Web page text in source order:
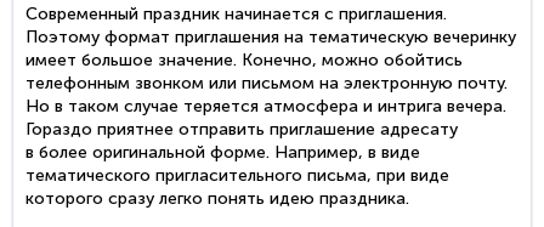
Современный праздник начинается с приглашения.
Поэтому формат приглашения на тематическую вечеринку
имеет большое значение. Конечно, можно обойтись
телефонным звонком или письмом на электронную почту.
Но в таком случае теряется атмосфера и интрига вечера.
Гораздо приятнее отправить приглашение адресату
в более оригинальной форме. Например, в виде
тематического пригласительного письма, при виде
которого сразу легко понять идею праздника.